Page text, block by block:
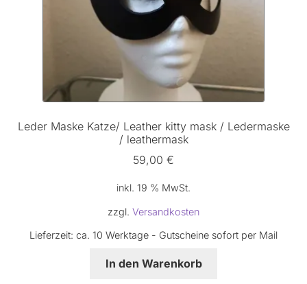
Leder Maske Katze/ Leather kitty mask / Ledermaske
/ leathermask
59,00 €
inkl. 19 % MwSt.
zzgl. Versandkosten
Lieferzeit: ca. 10 Werktage - Gutscheine sofort per Mail
In den Warenkorb